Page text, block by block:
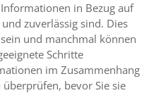
in Bezug auf
zuverlässig sind. Dies
und manchmal können
Schritte
im Zusammenhang
bevor Sie sie